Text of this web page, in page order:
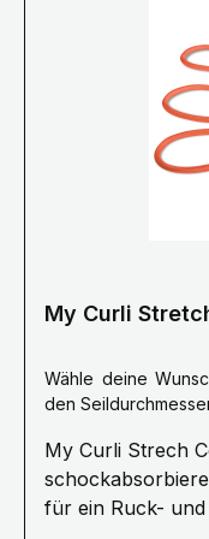
Kräfte, welche
können. Darum
welches den
maßgeblich
sind flexibel.
sichert dabei die
My Curli
Wähle deine
den
My Curli Strech
für ein Ruck-